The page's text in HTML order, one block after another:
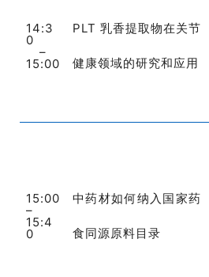
14:3
0
–
15:00
PLT 乳香提取物在关节
健康领域的研究和应用
15:00
–
15:4
0
中药材如何纳入国家药
食同源原料目录